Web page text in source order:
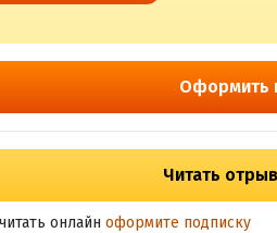
Оформить
Читать
онлайн оформите подписку